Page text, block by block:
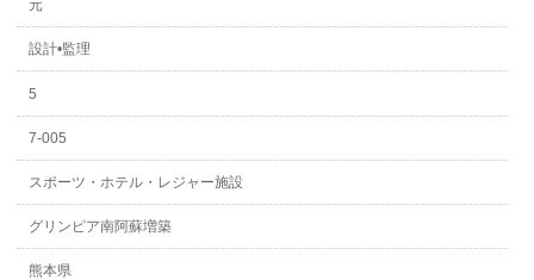
元
設計•監理
5
7-005
スポーツ・ホテル・レジャー施設
グリンピア南阿蘇増築
熊本県